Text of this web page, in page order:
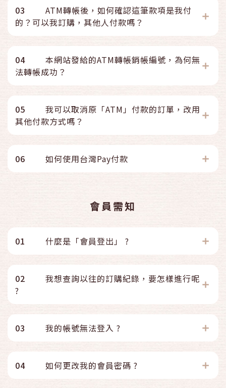
03
ATM轉帳後，如何確認這筆款項是我付
的？可以我訂購，其他人付款嗎？
04
本網站發給的ATM轉帳銷帳編號，為何無
法轉帳成功？
05
我可以取消原「ATM」付款的訂單，改用
其他付款方式嗎？
06 如何使用台灣Pay付款
會員需知
01 什麼是「會員登出」 ?
02
我想查詢以往的訂購紀錄，要怎樣進行呢
?
03 我的帳號無法登入 ?
04 如何更改我的會員密碼 ?